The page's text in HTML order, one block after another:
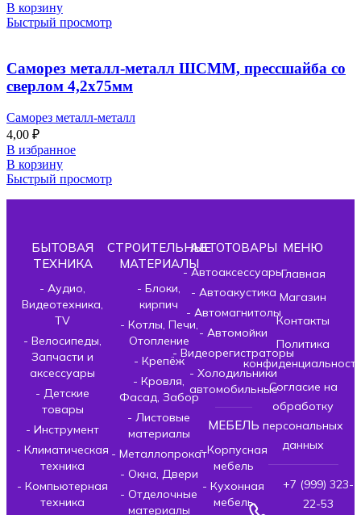
В корзину
Быстрый просмотр
Саморез металл-металл ШСММ, прессшайба со
сверлом 4,2х75мм
Саморез металл-металл
4,00 ₽
В избранное
В корзину
Быстрый просмотр
БЫТОВАЯ
ТЕХНИКА
- Аудио,
Видеотехника,
TV
- Велосипеды,
Запчасти и
аксессуары
- Детские
товары
- Инструмент
- Климатическая
техника
- Компьютерная
техника
СТРОИТЕЛЬНЫЕ
МАТЕРИАЛЫ
- Блоки,
кирпич
- Котлы, Печи,
Отопление
- Крепёж
- Кровля,
Фасад, Забор
- Листовые
материалы
- Металлопрокат
- Окна, Двери
- Отделочные
материалы
АВТОТОВАРЫ
- Автоаксессуары
- Автоакустика
- Автомагнитолы
- Автомойки
- Видеорегистраторы
- Холодильники
автомобильные
МЕБЕЛЬ
- Корпусная
мебель
- Кухонная
мебель
МЕНЮ
Главная
Магазин
Контакты
Политика
Согласие на
обработку
персональных
данных
+7 (999) 323-
22-53